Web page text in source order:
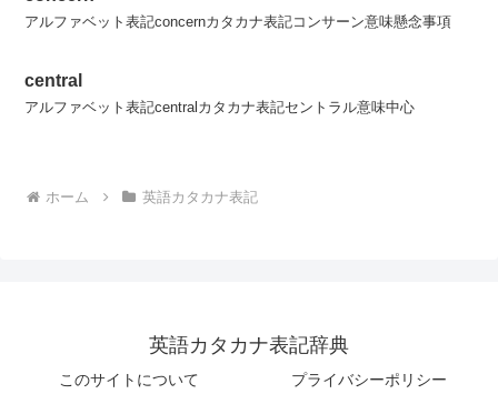
アルファベット表記concernカタカナ表記コンサーン意味懸念事項
central
アルファベット表記centralカタカナ表記セントラル意味中心
ホーム 英語カタカナ表記
英語カタカナ表記辞典
このサイトについて プライバシーポリシー